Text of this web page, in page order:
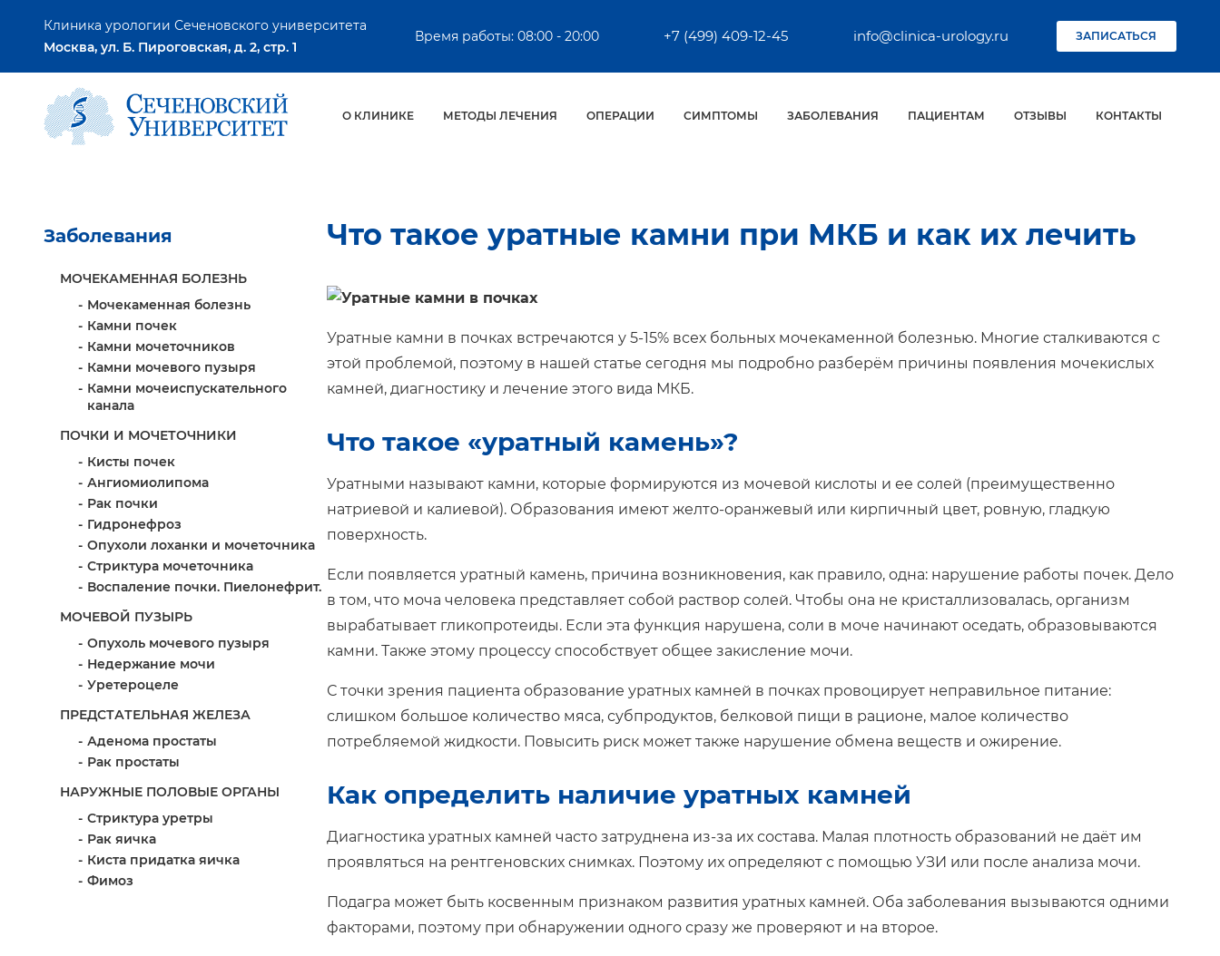
Клиника урологии Сеченовского университета
Москва, ул. Б. Пироговская, д. 2, стр. 1
Время работы: 08:00 - 20:00 +7 (499) 409-12-45 info@clinica-urology.ru ЗАПИСАТЬСЯ
О КЛИНИКЕ МЕТОДЫ ЛЕЧЕНИЯ ОПЕРАЦИИ СИМПТОМЫ ЗАБОЛЕВАНИЯ ПАЦИЕНТАМ ОТЗЫВЫ КОНТАКТЫ
Что такое уратные камни при МКБ и как их лечить
Уратные камни в почках встречаются у 5-15% всех больных мочекаменной болезнью. Многие сталкиваются с
этой проблемой, поэтому в нашей статье сегодня мы подробно разберём причины появления мочекислых
камней, диагностику и лечение этого вида МКБ.
Что такое «уратный камень»?
Уратными называют камни, которые формируются из мочевой кислоты и ее солей (преимущественно
натриевой и калиевой). Образования имеют желто-оранжевый или кирпичный цвет, ровную, гладкую
поверхность.
Если появляется уратный камень, причина возникновения, как правило, одна: нарушение работы почек. Дело
в том, что моча человека представляет собой раствор солей. Чтобы она не кристаллизовалась, организм
вырабатывает гликопротеиды. Если эта функция нарушена, соли в моче начинают оседать, образовываются
камни. Также этому процессу способствует общее закисление мочи.
С точки зрения пациента образование уратных камней в почках провоцирует неправильное питание:
слишком большое количество мяса, субпродуктов, белковой пищи в рационе, малое количество
потребляемой жидкости. Повысить риск может также нарушение обмена веществ и ожирение.
Как определить наличие уратных камней
Диагностика уратных камней часто затруднена из-за их состава. Малая плотность образований не даёт им
проявляться на рентгеновских снимках. Поэтому их определяют с помощью УЗИ или после анализа мочи.
Подагра может быть косвенным признаком развития уратных камней. Оба заболевания вызываются одними
факторами, поэтому при обнаружении одного сразу же проверяют и на второе.
Заболевания
МОЧЕКАМЕННАЯ БОЛЕЗНЬ
Мочекаменная болезнь
Камни почек
Камни мочеточников
Камни мочевого пузыря
Камни мочеиспускательного
канала
ПОЧКИ И МОЧЕТОЧНИКИ
Кисты почек
Ангиомиолипома
Рак почки
Гидронефроз
Опухоли лоханки и мочеточника
Стриктура мочеточника
Воспаление почки. Пиелонефрит.
МОЧЕВОЙ ПУЗЫРЬ
Опухоль мочевого пузыря
Недержание мочи
Уретероцеле
ПРЕДСТАТЕЛЬНАЯ ЖЕЛЕЗА
Аденома простаты
Рак простаты
НАРУЖНЫЕ ПОЛОВЫЕ ОРГАНЫ
Стриктура уретры
Рак яичка
Киста придатка яичка
Фимоз